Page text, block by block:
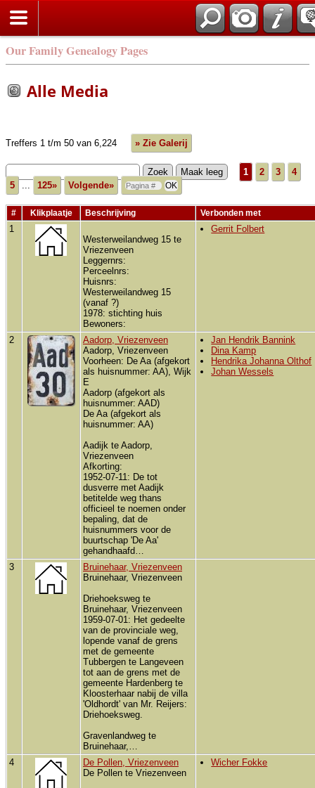
Our Family Genealogy Pages
Alle Media
Treffers 1 t/m 50 van 6,224 » Zie Galerij
1 2 3
4
5
... 125» Volgende»
# Klikplaatje Beschrijving Verbonden met
1
Westerweilandweg 15 te
Vriezenveen
Leggernrs:
Perceelnrs:
Huisnrs:
Westerweilandweg 15
(vanaf ?)
1978: stichting huis
Bewoners:
Gerrit Folbert
2
Aadorp, Vriezenveen
Aadorp, Vriezenveen
Voorheen: De Aa (afgekort
als huisnummer: AA), Wijk
E
Aadorp (afgekort als
huisnummer: AAD)
De Aa (afgekort als
huisnummer: AA)
Aadijk te Aadorp,
Vriezenveen
Afkorting:
1952-07-11: De tot
dusverre met Aadijk
betitelde weg thans
officieel te noemen onder
bepaling, dat de
huisnummers voor de
buurtschap 'De Aa'
gehandhaafd…
Jan Hendrik Bannink
Dina Kamp
Hendrika Johanna Olthof
Johan Wessels
3
Bruinehaar, Vriezenveen
Bruinehaar, Vriezenveen
Driehoeksweg te
Bruinehaar, Vriezenveen
1959-07-01: Het gedeelte
van de provinciale weg,
lopende vanaf de grens
met de gemeente
Tubbergen te Langeveen
tot aan de grens met de
gemeente Hardenberg te
Kloosterhaar nabij de villa
'Oldhordt' van Mr. Reijers:
Driehoeksweg.
Gravenlandweg te
Bruinehaar,…
4
De Pollen, Vriezenveen
De Pollen te Vriezenveen
Wicher Fokke